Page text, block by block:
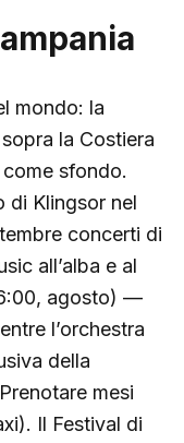
mondo: la
la Costiera
sfondo.
di Klingsor nel
concerti di
all’alba e al
agosto) —
l’orchestra
della
mesi
Il Festival di